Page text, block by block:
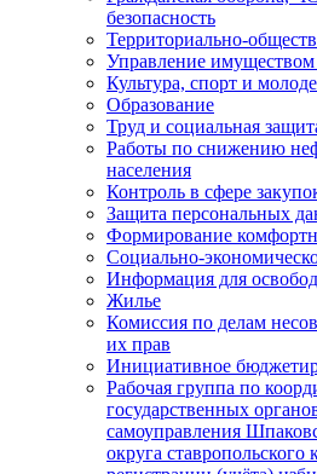
безопасность
Территориально-
Управление имуществом
Культура, спорт и
Образование
Труд и социальная
Работы по снижению
населения
Контроль в сфере
Защита персональных
Формирование
Социально-
Информация для
Жилье
Комиссия по делам
их прав
Инициативное
Рабочая группа по
государственных
самоуправления
округа